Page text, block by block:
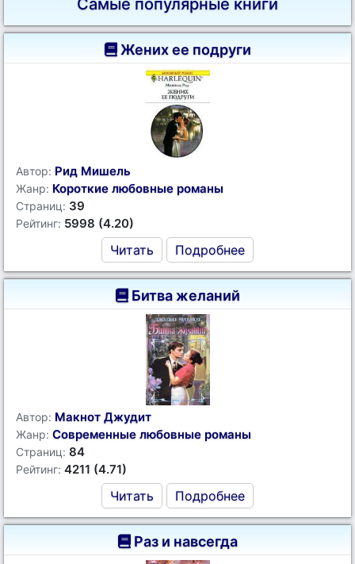
Самые популярные книги
Жених ее подруги
Автор: Рид Мишель
Жанр: Короткие любовные романы
Страниц: 39
Рейтинг: 5998 (4.20)
Читать Подробнее
Битва желаний
Автор: Макнот Джудит
Жанр: Современные любовные романы
Страниц: 84
Рейтинг: 4211 (4.71)
Читать Подробнее
Раз и навсегда